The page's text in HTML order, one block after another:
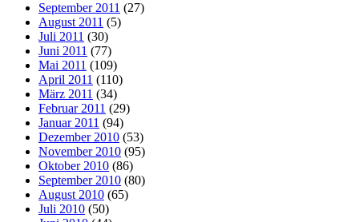
September 2011 (27)
August 2011 (5)
Juli 2011 (30)
Juni 2011 (77)
Mai 2011 (109)
April 2011 (110)
März 2011 (34)
Februar 2011 (29)
Januar 2011 (94)
Dezember 2010 (53)
November 2010 (95)
Oktober 2010 (86)
September 2010 (80)
August 2010 (65)
Juli 2010 (50)